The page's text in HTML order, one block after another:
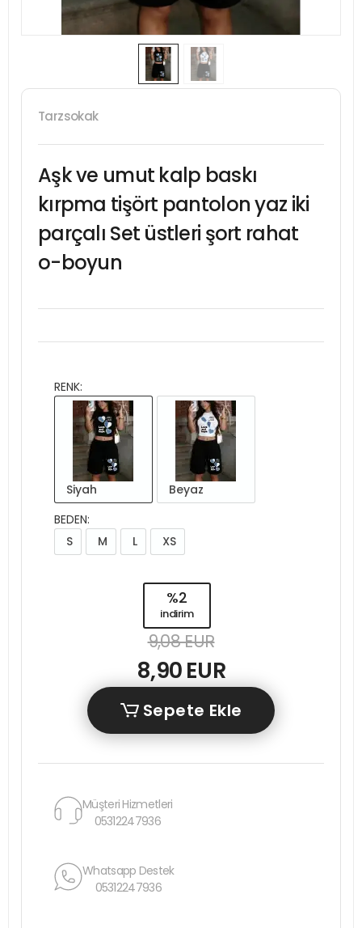
Tarzsokak
Aşk ve umut kalp baskı
kırpma tişört pantolon yaz iki
parçalı Set üstleri şort rahat
o-boyun
RENK:
Siyah
Beyaz
BEDEN:
S
M L XS
%2
indirim
9,08 EUR
8,90 EUR
Sepete Ekle
Müşteri Hizmetleri
05312247936
Whatsapp Destek
05312247936